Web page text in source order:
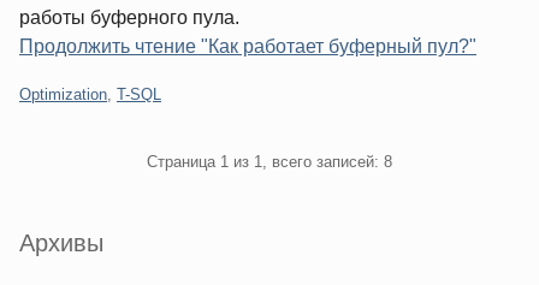
работы буферного пула.
Продолжить чтение "Как работает буферный пул?"
Категории:
Optimization T-SQL
Страница 1 из 1, всего записей: 8
Sidebar
Архивы